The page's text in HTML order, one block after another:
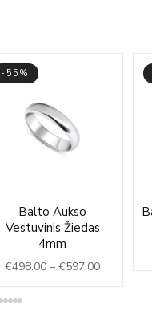
-55%
Balto Aukso
Vestuvinis Žiedas
4mm
€498.00 – €597.00€597.00